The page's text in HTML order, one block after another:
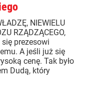
NIEWIELU
RZĄDZĄCEGO,
prezesowi
A jeśli już się
cenę. Tak było
Dudą, który